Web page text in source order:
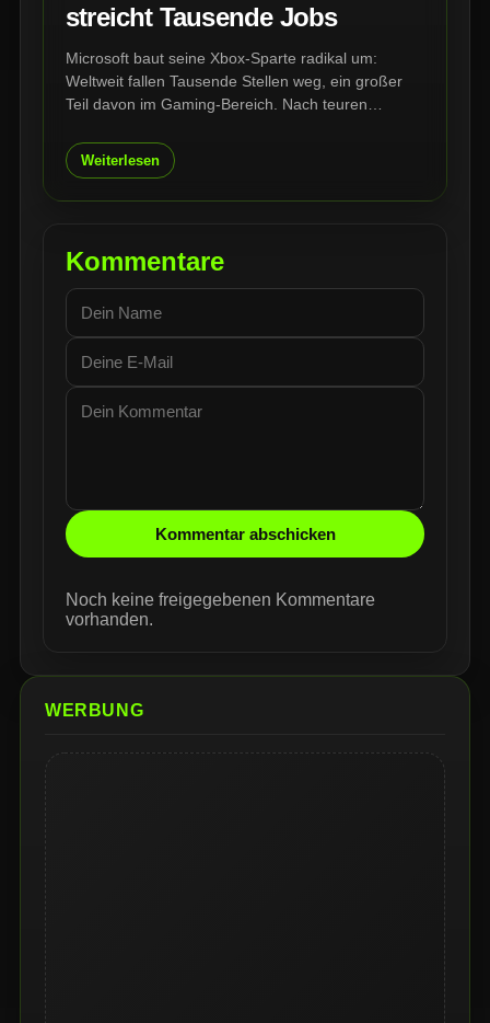
streicht Tausende Jobs
Microsoft baut seine Xbox-Sparte radikal um:
Weltweit fallen Tausende Stellen weg, ein großer
Teil davon im Gaming-Bereich. Nach teuren
wachsendem Druck auf den Game Pass steht Xbox
vor einer der härtesten Umstrukturierungen seiner
Weiterlesen
Kommentare
Kommentar abschicken
Noch keine freigegebenen Kommentare
vorhanden.
WERBUNG